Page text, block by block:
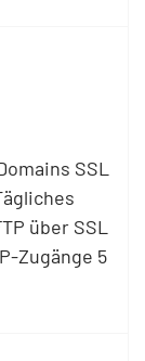
SSL
über SSL
-Zugänge 5